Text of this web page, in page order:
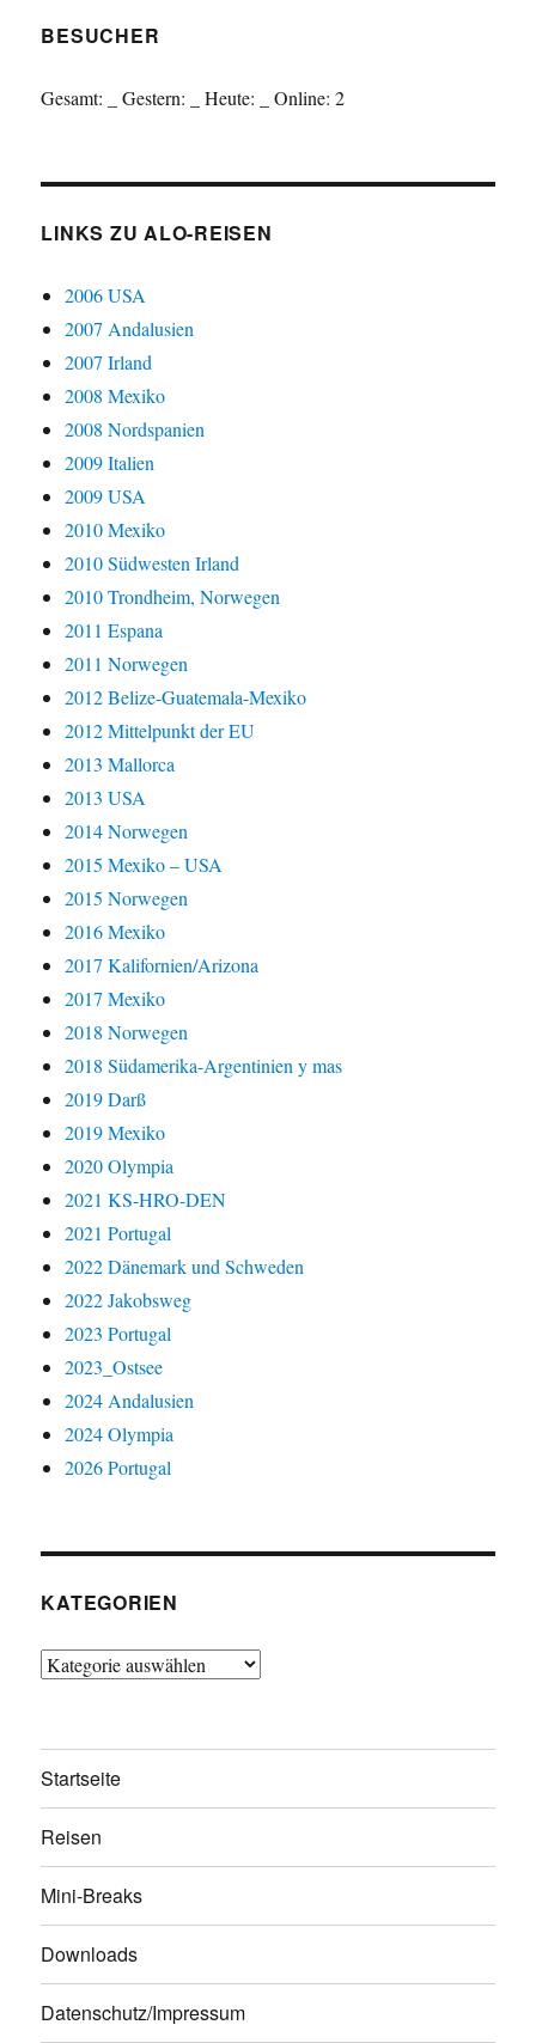
BESUCHER
Gesamt: Gestern: Heute: Online: 2
LINKS ZU ALO-REISEN
2006 USA
2007 Andalusien
2007 Irland
2008 Mexiko
2008 Nordspanien
2009 Italien
2009 USA
2010 Mexiko
2010 Südwesten Irland
2010 Trondheim, Norwegen
2011 Espana
2011 Norwegen
2012 Belize-Guatemala-Mexiko
2012 Mittelpunkt der EU
2013 Mallorca
2013 USA
2014 Norwegen
2015 Mexiko – USA
2015 Norwegen
2016 Mexiko
2017 Kalifornien/Arizona
2017 Mexiko
2018 Norwegen
2018 Südamerika-Argentinien y mas
2019 Darß
2019 Mexiko
2020 Olympia
2021 KS-HRO-DEN
2021 Portugal
2022 Dänemark und Schweden
2022 Jakobsweg
2023 Portugal
2023_Ostsee
2024 Andalusien
2024 Olympia
2026 Portugal
KATEGORIEN
Kategorien
Startseite
Reisen
Mini-Breaks
Downloads
Datenschutz/Impressum